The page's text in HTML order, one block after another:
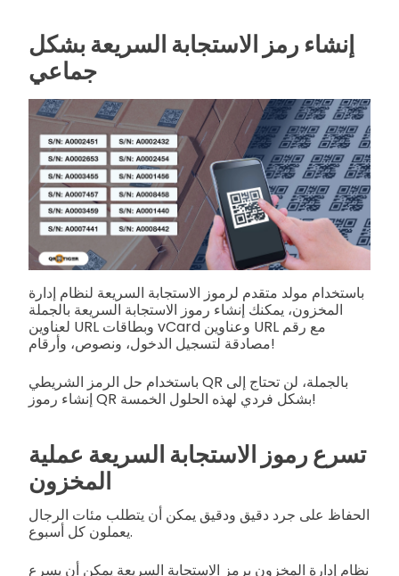
إنشاء رمز الاستجابة السريعة بشكل
جماعي
باستخدام مولد متقدم لرموز الاستجابة السريعة لنظام إدارة
المخزون، يمكنك إنشاء رموز الاستجابة السريعة بالجملة
لعناوين URL وبطاقات vCard وعناوين URL مع رقم
مصادقة لتسجيل الدخول، ونصوص، وأرقام!
باستخدام حل الرمز الشريطي QR بالجملة، لن تحتاج إلى
إنشاء رموز QR بشكل فردي لهذه الحلول الخمسة!
تسرع رموز الاستجابة السريعة عملية
المخزون
الحفاظ على جرد دقيق ودقيق يمكن أن يتطلب مئات الرجال
يعملون كل أسبوع.
نظام إدارة المخزون برمز الاستجابة السريعة يمكن أن يسرع